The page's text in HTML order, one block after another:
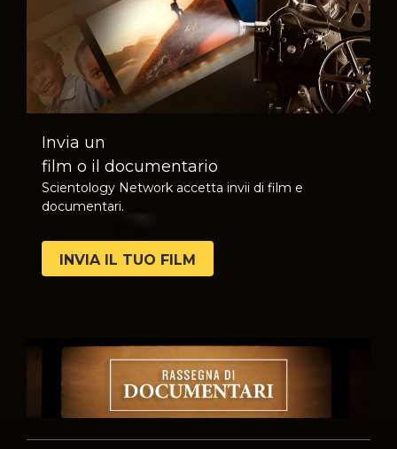
Invia un
film o il documentario
Scientology Network accetta invii di film e
documentari.
INVIA IL TUO FILM